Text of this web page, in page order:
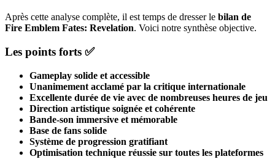
Après cette analyse complète, il est temps de dresser le bilan de
Fire Emblem Fates: Revelation. Voici notre synthèse objective.
Les points forts ✅
Gameplay solide et accessible
Unanimement acclamé par la critique internationale
Excellente durée de vie avec de nombreuses heures de jeu
Direction artistique soignée et cohérente
Bande-son immersive et mémorable
Base de fans solide
Système de progression gratifiant
Optimisation technique réussie sur toutes les plateformes